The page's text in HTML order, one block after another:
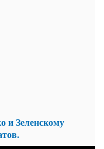
и Зеленскому